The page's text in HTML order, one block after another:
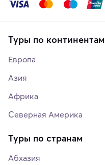
Туры по континентам
Европа
Азия
Африка
Северная Америка
Туры по странам
Абхазия